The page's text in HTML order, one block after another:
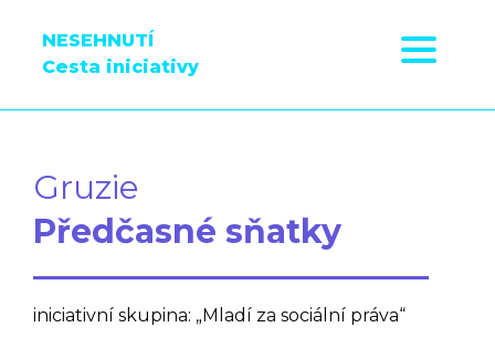
NESEHNUTÍ
Cesta iniciativy
Gruzie
Předčasné sňatky
iniciativní skupina: „Mladí za sociální práva“